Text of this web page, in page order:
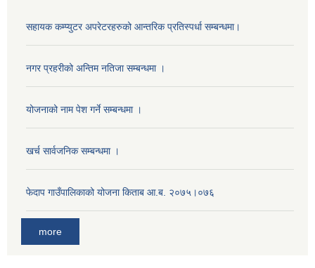
सहायक कम्प्युटर अपरेटरहरुको आन्तरिक प्रतिस्पर्धा सम्बन्धमा।
नगर प्रहरीको अन्तिम नतिजा सम्बन्धमा ।
योजनाको नाम पेश गर्ने सम्बन्धमा ।
खर्च सार्वजनिक सम्बन्धमा ।
फेदाप गाउँपालिकाको योजना किताब आ.ब. २०७५।०७६
more